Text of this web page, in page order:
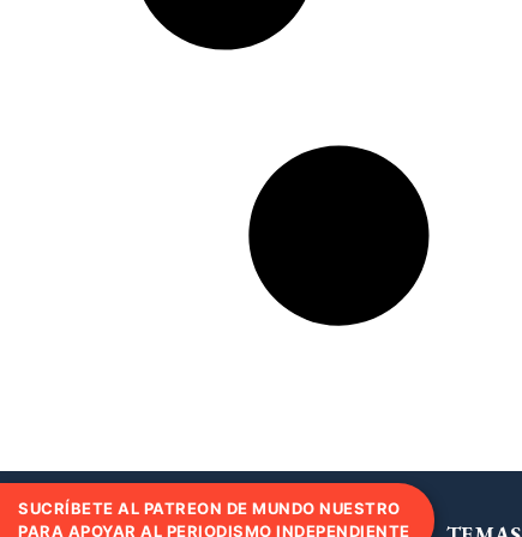
SUCRÍBETE AL PATREON DE MUNDO NUESTRO
PARA APOYAR AL PERIODISMO INDEPENDIENTE